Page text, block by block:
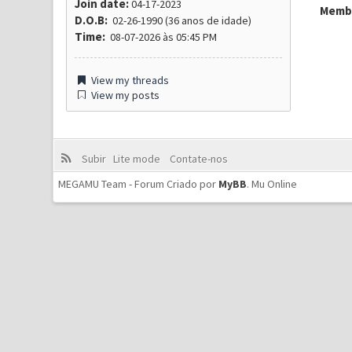
Join date:04-17-2023
D.O.B:02-26-1990 (36 anos de idade)
Time:08-07-2026 às 05:45 PM
View my threads
View my posts
Subir Lite mode
Contate-nos
MEGAMU Team - Forum Criado por MyBB.Mu Online